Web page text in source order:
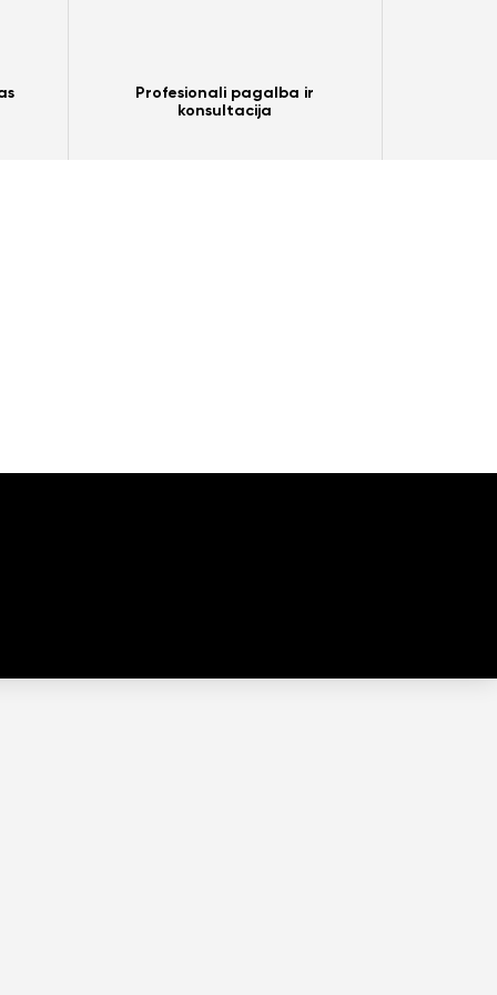
Profesionali pagalba ir
konsultacija